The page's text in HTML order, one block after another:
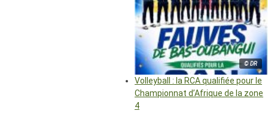
© DR
Volleyball : la RCA qualifiée pour le
Championnat d’Afrique de la zone
4